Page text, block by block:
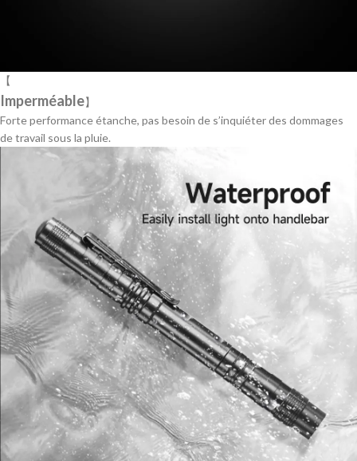
【
Imperméable】
Forte performance étanche, pas besoin de s’inquiéter des dommages
de travail sous la pluie.